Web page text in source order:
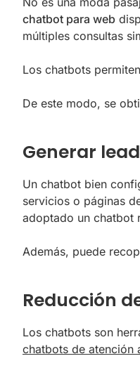
chatbot para web
múltiples consultas
Los chatbots
De este modo, se
Generar
Un chatbot bien
servicios o páginas
adoptado un chatbot
Además, puede
Reducción
Los chatbots son
chatbots de atención